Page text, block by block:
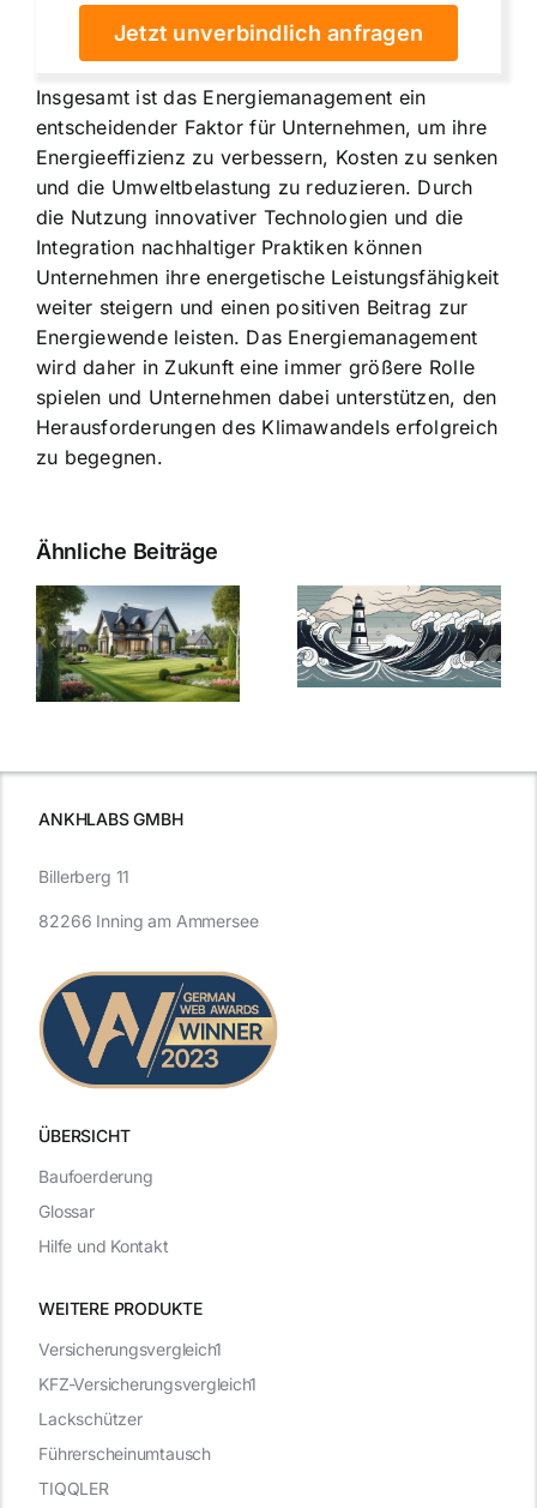
Jetzt unverbindlich anfragen
Insgesamt ist das Energiemanagement ein
entscheidender Faktor für Unternehmen, um ihre
Energieeffizienz zu verbessern, Kosten zu senken
und die Umweltbelastung zu reduzieren. Durch
die Nutzung innovativer Technologien und die
Integration nachhaltiger Praktiken können
Unternehmen ihre energetische Leistungsfähigkeit
weiter steigern und einen positiven Beitrag zur
Energiewende leisten. Das Energiemanagement
wird daher in Zukunft eine immer größere Rolle
spielen und Unternehmen dabei unterstützen, den
Herausforderungen des Klimawandels erfolgreich
zu begegnen.
Ähnliche Beiträge
Bauzinsen im
Sturm: Die
aktuelle
Entwicklung
Die Evolution
der
Bauzinsen: Ein
Blick in die
ANKHLABS GMBH
ÜBERSICHT
WEITERE PRODUKTE
Versicherungsvergleich1
KFZ-Versicherungsvergleich1
Lackschützer
Führerscheinumtausch
TIQQLER
Billerberg 11
82266 Inning am Ammersee
Baufoerderung
Glossar
Hilfe und Kontakt